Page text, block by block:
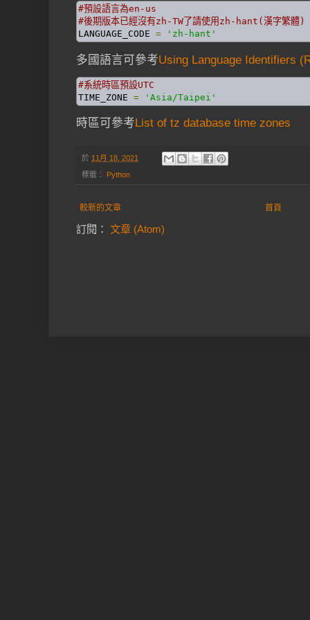
#預設語言為en-us
#後期版本已經沒有zh-TW了請使用zh-hant(漢字繁
LANGUAGE_CODE = 'zh-hant'
多國語言可參考Using Language Identifiers
#系統時區預設UTC
TIME_ZONE = 'Asia/Taipei'
時區可參考List of tz database time zones
於 11月 18, 2021
標籤： Python
較新的文章 首頁
訂閱： 文章 (Atom)